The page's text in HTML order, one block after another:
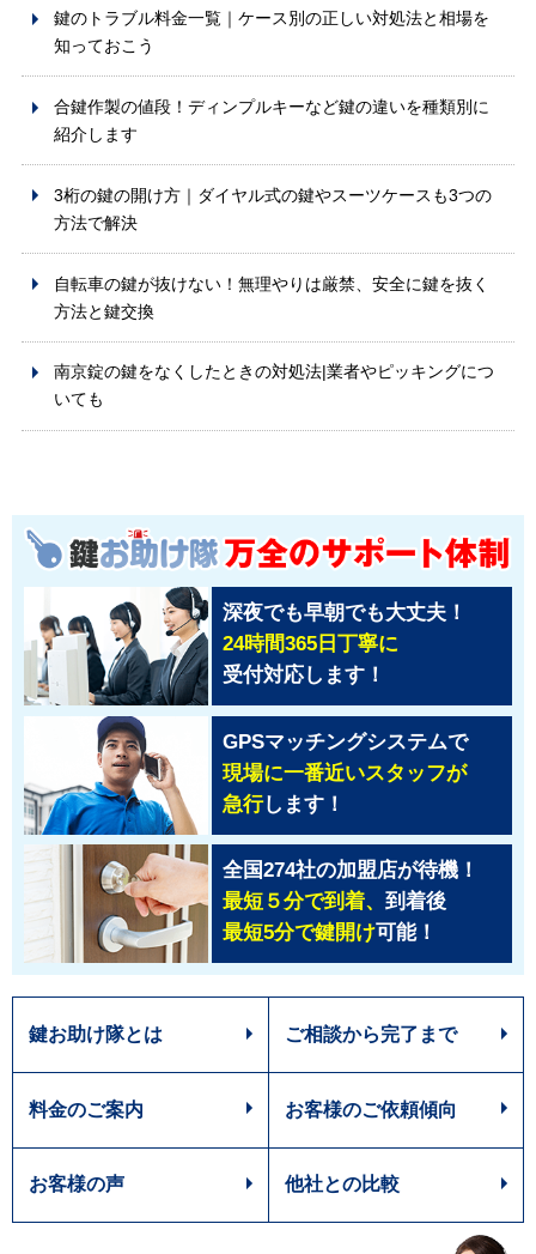
鍵のトラブル料金一覧｜ケース別の正しい対処法と相場を
知っておこう
合鍵作製の値段！ディンプルキーなど鍵の違いを種類別に
紹介します
3桁の鍵の開け方｜ダイヤル式の鍵やスーツケースも3つの
方法で解決
自転車の鍵が抜けない！無理やりは厳禁、安全に鍵を抜く
方法と鍵交換
南京錠の鍵をなくしたときの対処法|業者やピッキングにつ
いても
深夜でも早朝でも大丈夫！
24時間365日丁寧に
受付対応します！
GPSマッチングシステムで
現場に一番近いスタッフが
急行します！
全国274社の加盟店が待機！
最短５分で到着、到着後
最短5分で鍵開け可能！
鍵お助け隊とは ご相談から完了まで
料金のご案内 お客様のご依頼傾向
お客様の声 他社との比較